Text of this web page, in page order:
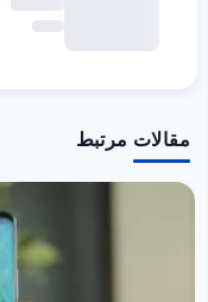
مقالات مرتبط